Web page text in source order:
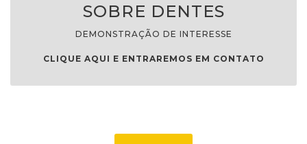
SOBRE DENTES
DEMONSTRAÇÃO DE INTERESSE
CLIQUE AQUI E ENTRAREMOS EM CONTATO